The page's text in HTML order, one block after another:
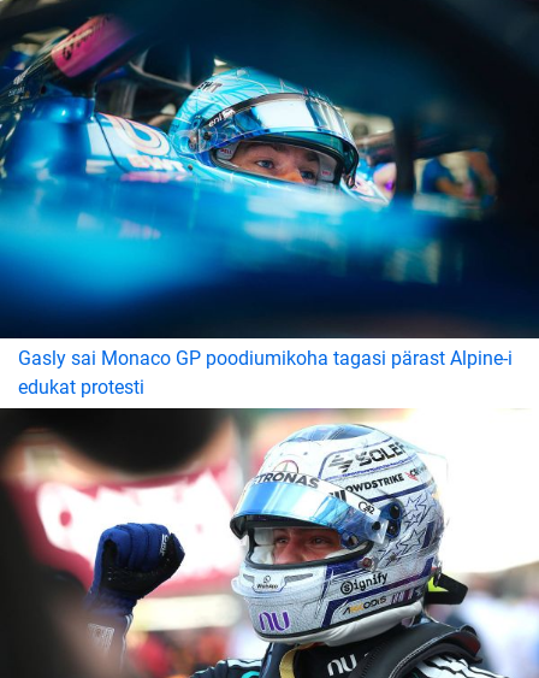
Gasly sai Monaco GP poodiumikoha tagasi pärast Alpine-i
edukat protesti